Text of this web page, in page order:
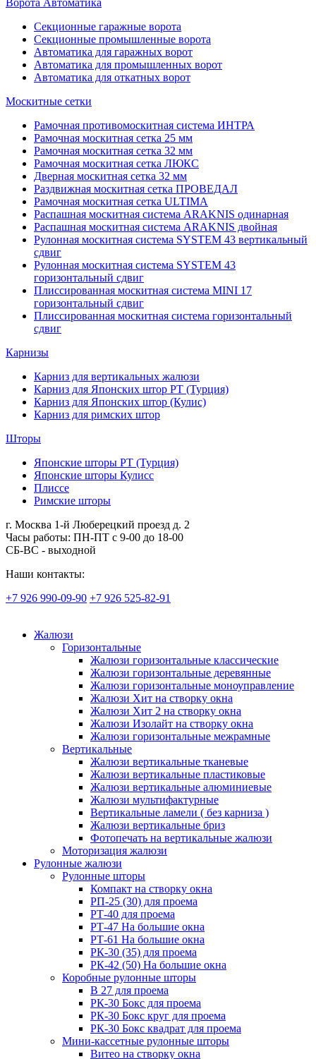
Ворота Автоматика
Секционные гаражные ворота
Секционные промышленные ворота
Автоматика для гаражных ворот
Автоматика для промышленных ворот
Автоматика для откатных ворот
Москитные сетки
Рамочная противомоскитная система ИНТРА
Рамочная москитная сетка 25 мм
Рамочная москитная сетка 32 мм
Рамочная москитная сетка ЛЮКС
Дверная москитная сетка 32 мм
Раздвижная москитная сетка ПРОВЕДАЛ
Рамочная москитная сетка ULTIMA
Распашная москитная система ARAKNIS одинарная
Распашная москитная система ARAKNIS двойная
Рулонная москитная система SYSTEM 43 вертикальный
сдвиг
Рулонная москитная система SYSTEM 43
горизонтальный сдвиг
Плиссированная москитная система MINI 17
горизонтальный сдвиг
Плиссированная москитная система горизонтальный
сдвиг
Карнизы
Карниз для вертикальных жалюзи
Карниз для Японских штор РТ (Турция)
Карниз для Японских штор (Кулис)
Карниз для римских штор
Шторы
Японские шторы РТ (Турция)
Японские шторы Кулисс
Плиссе
Римские шторы
г. Москва 1-й Люберецкий проезд д. 2
Часы работы: ПН-ПТ с 9-00 до 18-00
СБ-ВС - выходной
Наши контакты:
+7 926 990-09-90 +7 926 525-82-91
Жалюзи
Горизонтальные
Жалюзи горизонтальные классические
Жалюзи горизонтальные деревянные
Жалюзи горизонтальные моноуправление
Жалюзи Хит на створку окна
Жалюзи Хит 2 на створку окна
Жалюзи Изолайт на створку окна
Жалюзи горизонтальные межрамные
Вертикальные
Жалюзи вертикальные тканевые
Жалюзи вертикальные пластиковые
Жалюзи вертикальные алюминиевые
Жалюзи мультифактурные
Вертикальные ламели ( без карниза )
Жалюзи вертикальные бриз
Фотопечать на вертикальные жалюзи
Моторизация жалюзи
Рулонные жалюзи
Рулонные шторы
Компакт на створку окна
РП-25 (30) для проема
РТ-40 для проема
РТ-47 На большие окна
РТ-61 На большие окна
РК-30 (35) для проема
РК-42 (50) На большие окна
Коробные рулонные шторы
B 27 для проема
РК-30 Бокс для проема
РК-30 Бокс круг для проема
РК-30 Бокс квадрат для проема
Мини-кассетные рулонные шторы
Витео на створку окна